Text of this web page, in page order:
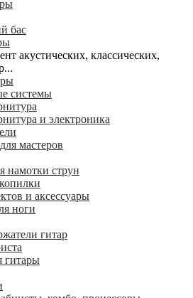
бас
акустических, классических,
системы
и электроника
мастеров
намотки струн
и аксессуары
ноги
гитар
гитары